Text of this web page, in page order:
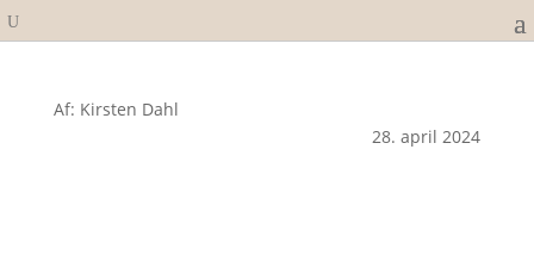
Af: Kirsten Dahl
28. april 2024